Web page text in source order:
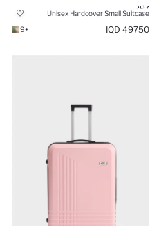
جديد
Unisex Hardcover Small Suitcase
49750 IQD
+9